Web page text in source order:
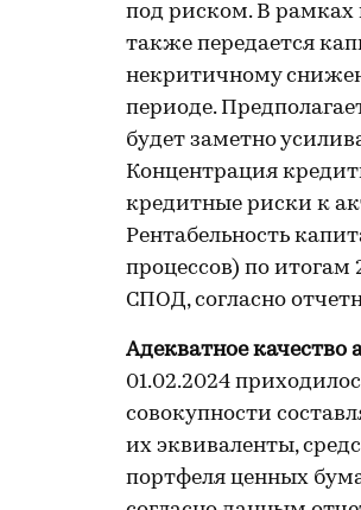
под риском. В рамках
также передается
некритичному
периоде.
будет заметно
Концентрация
кредитные риски к
Рентабельность
процессов) по итогам
СПОД, согласно
Адекватное качество
01.02.2024
совокупности
их эквиваленты,
портфеля ценных